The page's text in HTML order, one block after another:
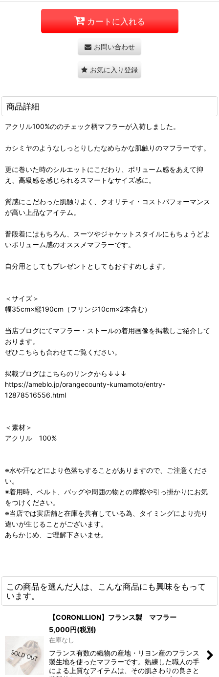
カートに入れる
お問い合わせ
お気に入り登録
商品詳細
アクリル100%ののチェック柄マフラーが入荷しました。
カシミヤのようなしっとりしたなめらかな肌触りのマフラーです。
更に巻いた時のシルエットにこだわり、ボリューム感をあえて抑
え、高級感を感じられるスマートなサイズ感に。
質感にこだわった肌触りよく、クオリティ・コストパフォーマンス
が高い上品なアイテム。
普段着にはもちろん、スーツやジャケットスタイルにもちょうどよ
いボリューム感のオススメマフラーです。
自分用としてもプレゼントとしてもおすすめします。
＜サイズ＞
幅35cm×縦190cm（フリンジ10cm×2本含む）
当店ブログにてマフラー・ストールの着用画像を掲載しご紹介して
おります。
ぜひこちらも合わせてご覧ください。
掲載ブログはこちらのリンクから↓↓↓
https://ameblo.jp/orangecounty-kumamoto/entry-
12878516556.html
＜素材＞
アクリル 100%
※水や汗などにより色落ちすることがありますので、ご注意くださ
い。
※着用時、ベルト、バッグや周囲の物との摩擦や引っ掛かりにお気
をつけください。
※当店では実店舗と在庫を共有している為、タイミングにより売り
違いが生じることがございます。
あらかじめ、ご理解下さいませ。
この商品を選んだ人は、こんな商品にも興味をもって
います。
【CORONLLION】フランス製 マフラー
5,000円(税別)
在庫なし
フランス有数の織物の産地・リヨン産のフランス
製生地を使ったマフラーです。熟練した職人の手
による上質なアイテムは、その肌さわりの良さと